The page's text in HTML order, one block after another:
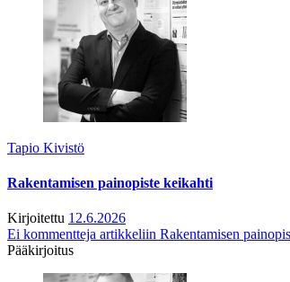
Tapio Kivistö
Rakentamisen painopiste keikahti
Kirjoitettu 12.6.2026
Ei kommentteja artikkeliin Rakentamisen
Pääkirjoitus